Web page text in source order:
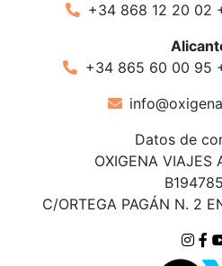
+34 868 12 20 02
+34 865 60 00 95
Datos de
OXIGENA VIAJES
C/ORTEGA PAGÁN N. 2